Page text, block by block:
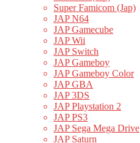
Super Famicom (Jap)
JAP N64
JAP Gamecube
JAP Wii
JAP Switch
JAP Gameboy
JAP Gameboy Color
JAP GBA
JAP 3DS
JAP Playstation 2
JAP PS3
JAP Sega Mega Drive
JAP Saturn